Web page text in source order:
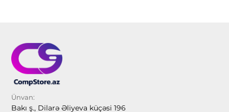
Ünvan:
Bakı ş., Dilarə Əliyeva küçəsi 196